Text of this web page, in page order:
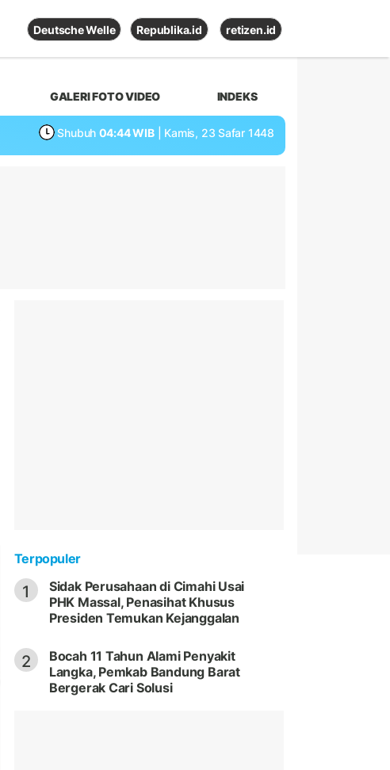
Deutsche Welle Republika.id retizen.id
GALERI FOTO VIDEO INDEKS
Shubuh 04:44 WIB | Kamis, 23 Safar 1448
Terpopuler
1
Sidak Perusahaan di Cimahi Usai
PHK Massal, Penasihat Khusus
Presiden Temukan Kejanggalan
2
Bocah 11 Tahun Alami Penyakit
Langka, Pemkab Bandung Barat
Bergerak Cari Solusi